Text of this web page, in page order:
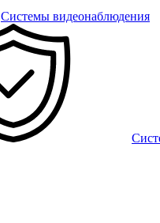
Системы видеонаблюдения